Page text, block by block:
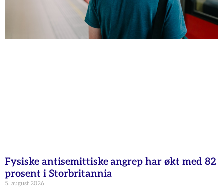
Fysiske antisemittiske angrep har økt med 82
prosent i Storbritannia
5. august 2026